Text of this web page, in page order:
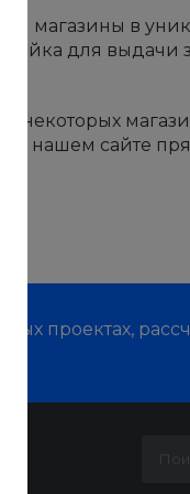
магазины в
для выдачи
некоторых
нашем сайте
проектах,